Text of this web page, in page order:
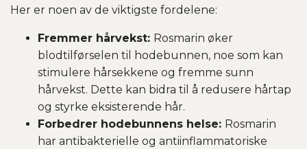
Her er noen av de viktigste fordelene:
Fremmer hårvekst: Rosmarin øker
blodtilførselen til hodebunnen, noe som kan
stimulere hårsekkene og fremme sunn
hårvekst. Dette kan bidra til å redusere hårtap
og styrke eksisterende hår.
Forbedrer hodebunnens helse: Rosmarin
har antibakterielle og antiinflammatoriske